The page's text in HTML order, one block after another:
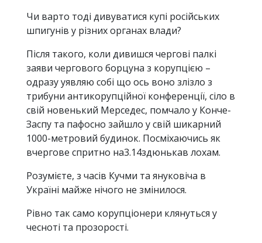
Чи варто тоді дивуватися купі російських
шпигунів у різних органах влади?
Після такого, коли дивишся чергові палкі
заяви чергового борцуна з корупцією –
одразу уявляю собі що ось воно злізло з
трибуни антикорупційної конференції, сіло в
свій новенький Мерседес, помчало у Конче-
Заспу та пафосно зайшло у свій шикарний
1000-метровий будинок. Посміхаючись як
вчергове спритно на3.14здюнькав лохам.
Розумієте, з часів Кучми та януковіча в
Україні майже нічого не змінилося.
Рівно так само корупціонери клянуться у
чесноті та прозорості.